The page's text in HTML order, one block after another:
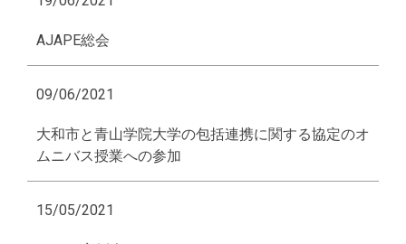
AJAPE総会
09/06/2021
大和市と青山学院大学の包括連携に関する協定のオ
ムニバス授業への参加
15/05/2021